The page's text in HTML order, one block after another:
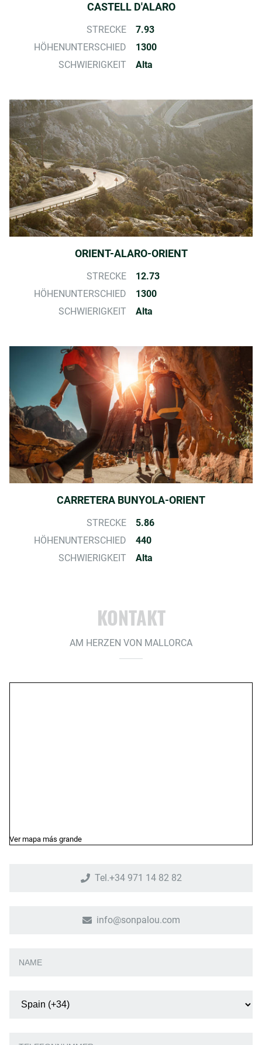
CASTELL D'ALARO
STRECKE
7.93
HÖHENUNTERSCHIED
1300
SCHWIERIGKEIT
Alta
ORIENT-ALARO-ORIENT
STRECKE
12.73
HÖHENUNTERSCHIED
1300
SCHWIERIGKEIT
Alta
CARRETERA BUNYOLA-ORIENT
STRECKE
5.86
HÖHENUNTERSCHIED
440
SCHWIERIGKEIT
Alta
KONTAKT
AM HERZEN VON MALLORCA
Ver mapa más grande
Tel.+34 971 14 82 82
info@sonpalou.com